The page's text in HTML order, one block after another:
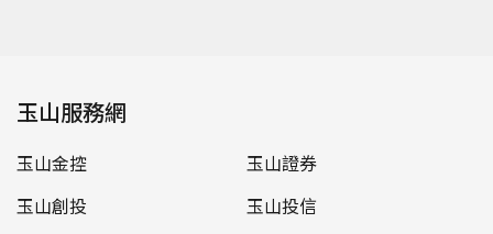
玉山服務網
玉山金控
玉山證券
玉山創投
玉山投信